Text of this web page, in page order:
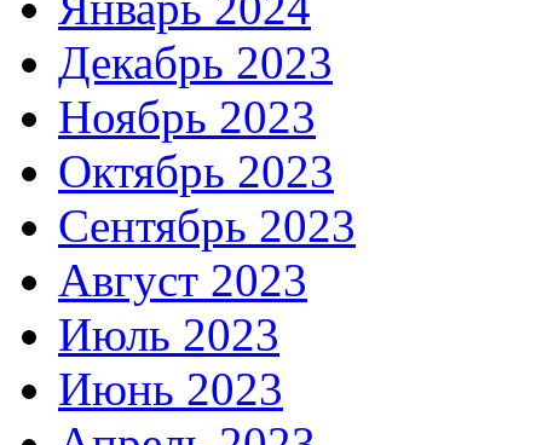
Декабрь 2023
Ноябрь 2023
Октябрь 2023
Сентябрь 2023
Август 2023
Июль 2023
Июнь 2023